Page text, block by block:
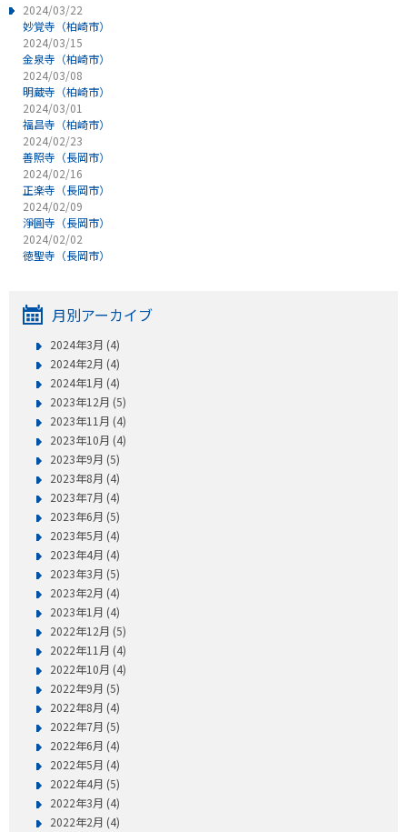
2024/03/22
妙覚寺（柏崎市）
2024/03/15
金泉寺（柏崎市）
2024/03/08
明蔵寺（柏崎市）
2024/03/01
福昌寺（柏崎市）
2024/02/23
善照寺（長岡市）
2024/02/16
正楽寺（長岡市）
2024/02/09
淨圓寺（長岡市）
2024/02/02
徳聖寺（長岡市）
月別アーカイブ
2024年3月 (4)
2024年2月 (4)
2024年1月 (4)
2023年12月 (5)
2023年11月 (4)
2023年10月 (4)
2023年9月 (5)
2023年8月 (4)
2023年7月 (4)
2023年6月 (5)
2023年5月 (4)
2023年4月 (4)
2023年3月 (5)
2023年2月 (4)
2023年1月 (4)
2022年12月 (5)
2022年11月 (4)
2022年10月 (4)
2022年9月 (5)
2022年8月 (4)
2022年7月 (5)
2022年6月 (4)
2022年5月 (4)
2022年4月 (5)
2022年3月 (4)
2022年2月 (4)